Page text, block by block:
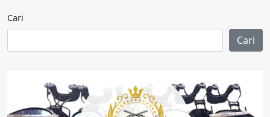
Cari
Cari